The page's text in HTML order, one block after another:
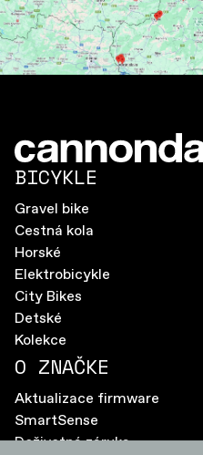
BICYKLE
Gravel bike
Cestná kola
Horské
Elektrobicykle
City Bikes
Detské
Kolekce
O ZNAČKE
Aktualizace firmware
SmartSense
Doživotná záruka